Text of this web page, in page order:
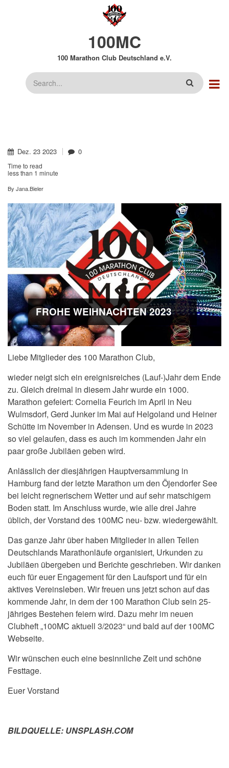
100MC
100 Marathon Club Deutschland e.V.
Suche
Dez. 23 2023 0
Time to read
less than 1 minute
By Jana.Bieler
FROHE WEIHNACHTEN 2023
Liebe Mitglieder des 100 Marathon Club,
wieder neigt sich ein ereignisreiches (Lauf-)Jahr dem Ende
zu. Gleich dreimal in diesem Jahr wurde ein 1000.
Marathon gefeiert: Cornelia Feurich im April in Neu
Wulmsdorf, Gerd Junker im Mai auf Helgoland und Heiner
Schütte im November in Adensen. Und es wurde in 2023
so viel gelaufen, dass es auch im kommenden Jahr ein
paar große Jubiläen geben wird.
Anlässlich der diesjährigen Hauptversammlung in
Hamburg fand der letzte Marathon um den Öjendorfer See
bei leicht regnerischem Wetter und auf sehr matschigem
Boden statt. Im Anschluss wurde, wie alle drei Jahre
üblich, der Vorstand des 100MC neu- bzw. wiedergewählt.
Das ganze Jahr über haben Mitglieder in allen Teilen
Deutschlands Marathonläufe organisiert, Urkunden zu
Jubiläen übergeben und Berichte geschrieben. Wir danken
euch für euer Engagement für den Laufsport und für ein
aktives Vereinsleben. Wir freuen uns jetzt schon auf das
kommende Jahr, in dem der 100 Marathon Club sein 25-
jähriges Bestehen feiern wird. Dazu mehr im neuen
Clubheft „100MC aktuell 3/2023“ und bald auf der 100MC
Webseite.
Wir wünschen euch eine besinnliche Zeit und schöne
Festtage.
Euer Vorstand
BILDQUELLE: UNSPLASH.COM